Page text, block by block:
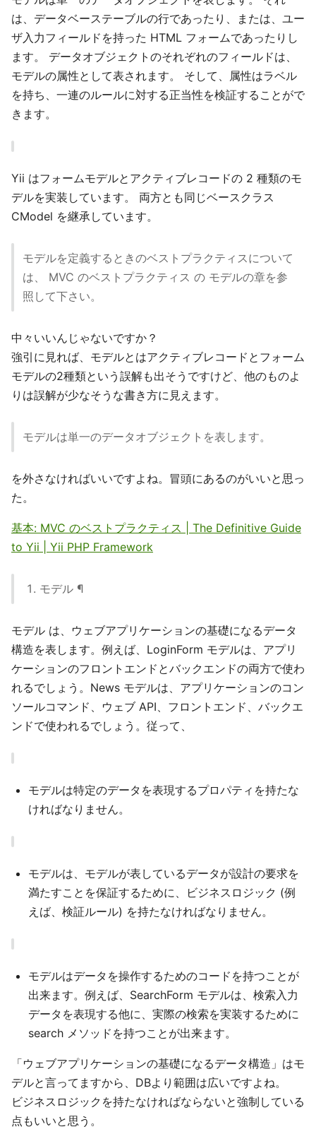
は、データベーステーブルの行であったり、または、ユー
ザ入力フィールドを持った HTML フォームであったりし
ます。 データオブジェクトのそれぞれのフィールドは、
モデルの属性として表されます。 そして、属性はラベル
を持ち、一連のルールに対する正当性を検証することがで
きます。
Yii はフォームモデルとアクティブレコードの 2 種類のモ
デルを実装しています。 両方とも同じベースクラス
CModel を継承しています。
モデルを定義するときのベストプラクティスについて
は、 MVC のベストプラクティス の モデルの章を参
照して下さい。
中々いいんじゃないですか？
強引に見れば、モデルとはアクティブレコードとフォーム
モデルの2種類という誤解も出そうですけど、他のものよ
りは誤解が少なそうな書き方に見えます。
モデルは単一のデータオブジェクトを表します。
を外さなければいいですよね。冒頭にあるのがいいと思っ
た。
基本: MVC のベストプラクティス | The Definitive Guide
to Yii | Yii PHP Framework
モデル ¶
モデル は、ウェブアプリケーションの基礎になるデータ
構造を表します。例えば、LoginForm モデルは、アプリ
ケーションのフロントエンドとバックエンドの両方で使わ
れるでしょう。News モデルは、アプリケーションのコン
ソールコマンド、ウェブ API、フロントエンド、バックエ
ンドで使われるでしょう。従って、
モデルは特定のデータを表現するプロパティを持たな
ければなりません。
モデルは、モデルが表しているデータが設計の要求を
満たすことを保証するために、ビジネスロジック (例
えば、検証ルール) を持たなければなりません。
モデルはデータを操作するためのコードを持つことが
出来ます。例えば、SearchForm モデルは、検索入力
データを表現する他に、実際の検索を実装するために
search メソッドを持つことが出来ます。
「ウェブアプリケーションの基礎になるデータ構造」はモ
デルと言ってますから、DBより範囲は広いですよね。
ビジネスロジックを持たなければならないと強制している
点もいいと思う。